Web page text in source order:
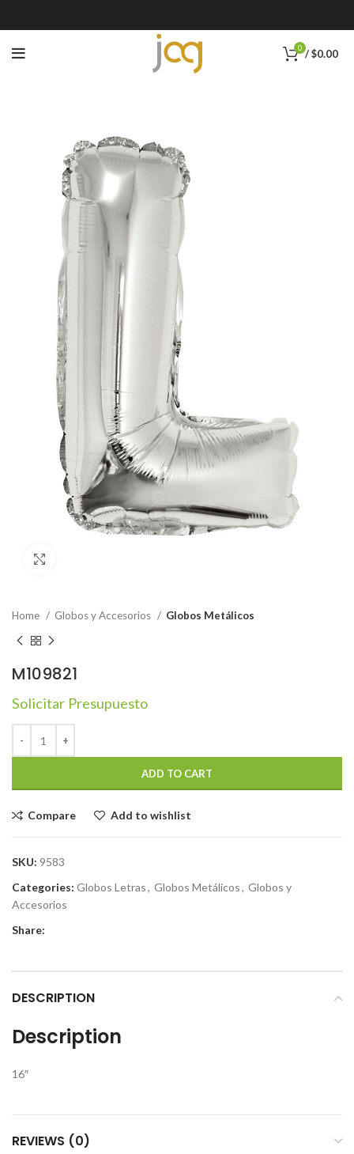
0 /$0.00
Home Globos y Accesorios Globos Metálicos
M109821
Solicitar Presupuesto
ADD TO CART
Compare Add to wishlist
SKU: 9583
Categories: Globos Letras, Globos Metálicos, Globos y
Accesorios
Share:
DESCRIPTION
Description
16″
REVIEWS (0)